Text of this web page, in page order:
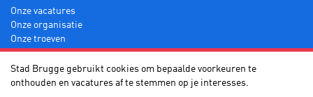
Onze vacatures
Onze organisatie
Onze troeven
Info voor sollicitanten
Stad Brugge gebruikt cookies om bepaalde voorkeuren te
onthouden en vacatures af te stemmen op je interesses.